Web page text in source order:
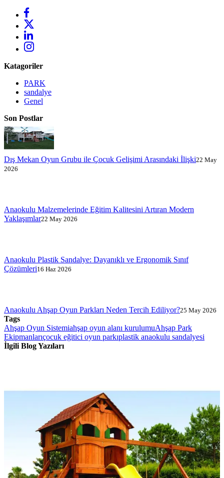
Katagoriler
PARK
sandalye
Genel
Son Postlar
Dış Mekan Oyun Grubu ile Çocuk Gelişimi Arasındaki İlişki22 May
2026
Anaokulu Malzemelerinde Eğitim Kalitesini Artıran Modern
Yaklaşımlar22 May 2026
Anaokulu Plastik Sandalye: Dayanıklı ve Ergonomik Sınıf
Çözümleri16 Haz 2026
Anaokulu Ahşap Oyun Parkları Neden Tercih Ediliyor?25 May 2026
Tags
Ahşap Oyun Sistemiahşap oyun alanı kurulumuAhşap Park
Ekipmanlarıçocuk eğitici oyun parkıplastik anaokulu sandalyesi
İlgili Blog Yazıları